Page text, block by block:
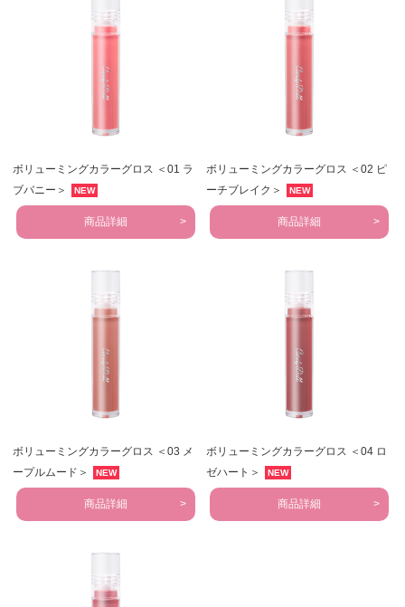
ボリューミングカラーグロス ＜01 ラ
ブバニー＞
NEW
商品詳細
ボリューミングカラーグロス ＜02 ピ
ーチブレイク＞
NEW
商品詳細
ボリューミングカラーグロス ＜03 メ
ープルムード＞
NEW
商品詳細
ボリューミングカラーグロス ＜04 ロ
ゼハート＞
NEW
商品詳細